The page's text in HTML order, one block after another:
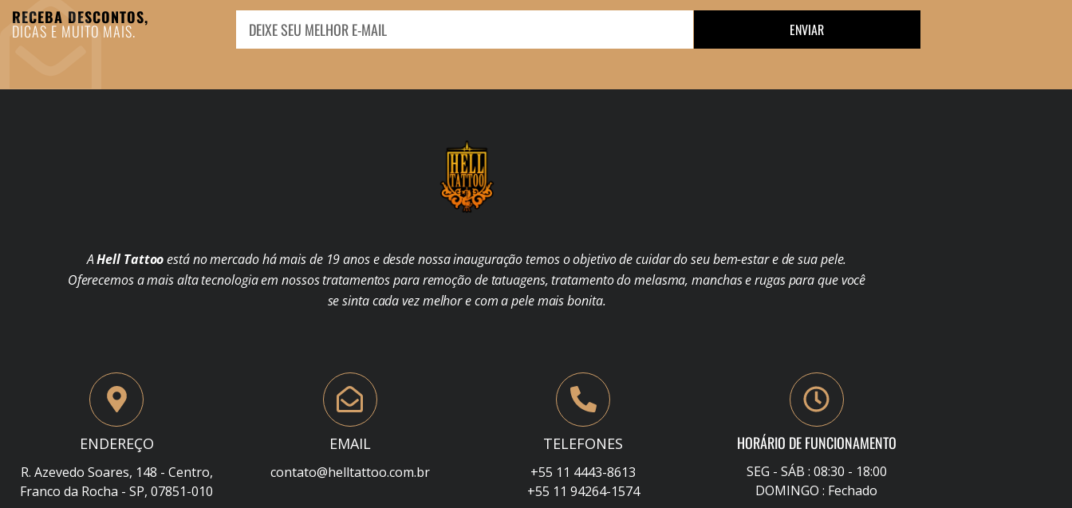
RECEBA DESCONTOS,
DICAS E MUITO MAIS. ENVIAR
AHell Tattooestá no mercado há mais de 19 anos e desde nossa inauguração temos o objetivo de cuidar do seu bem-estar e de sua pele.
Oferecemos a mais alta tecnologia em nossos tratamentos para remoção de tatuagens, tratamento do melasma, manchas e rugas para que você
se sinta cada vez melhor e com a pele mais bonita.
ENDEREÇO
R. Azevedo Soares, 148 - Centro,
Franco da Rocha - SP, 07851-010
EMAIL
contato@helltattoo.com.br
TELEFONES
+55 11 4443-8613
+55 11 94264-1574
HORÁRIO DE FUNCIONAMENTO
SEG - SÁB : 08:30 - 18:00
DOMINGO : Fechado